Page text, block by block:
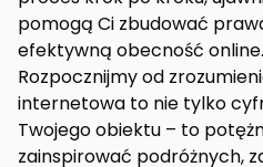
pomogą Ci zbudować
efektywną obecność online.
Rozpocznijmy od
internetowa to nie tylko
Twojego obiektu – to
zainspirować podróżnych,